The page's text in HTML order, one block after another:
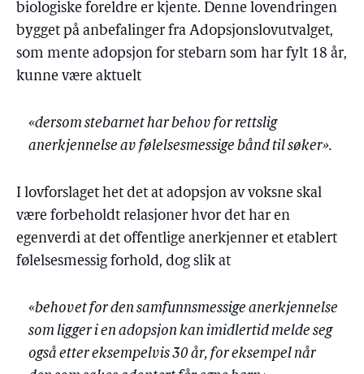
biologiske foreldre er kjente. Denne lovendringen
bygget på anbefalinger fra Adopsjonslovutvalget,
som mente adopsjon for stebarn som har fylt 18 år,
kunne være aktuelt
«dersom stebarnet har behov for rettslig
anerkjennelse av følelsesmessige bånd til søker».
I lovforslaget het det at adopsjon av voksne skal
være forbeholdt relasjoner hvor det har en
egenverdi at det offentlige anerkjenner et etablert
følelsesmessig forhold, dog slik at
«behovet for den samfunnsmessige anerkjennelse
som ligger i en adopsjon kan imidlertid melde seg
også etter eksempelvis 30 år, for eksempel når